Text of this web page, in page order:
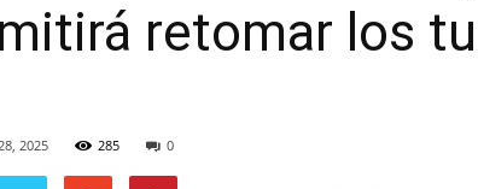
retomar los
2025 285 0